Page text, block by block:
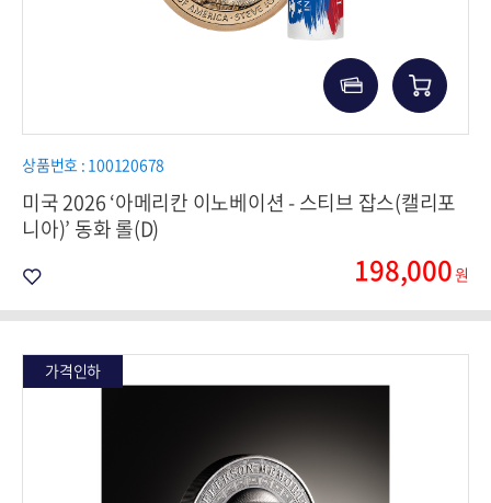
상품번호 : 100120678
미국 2026 ‘아메리칸 이노베이션 - 스티브 잡스(캘리포
니아)’ 동화 롤(D)
198,000원
가격인하